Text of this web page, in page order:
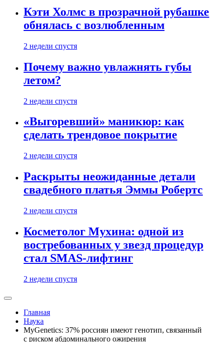
Кэти Холмс в прозрачной рубашке
обнялась с возлюбленным
2 недели спустя
Почему важно увлажнять губы
летом?
2 недели спустя
«Выгоревший» маникюр: как
сделать трендовое покрытие
2 недели спустя
Раскрыты неожиданные детали
свадебного платья Эммы Робертс
2 недели спустя
Косметолог Мухина: одной из
востребованных у звезд процедур
стал SMAS-лифтинг
2 недели спустя
Главная
Наука
MyGenetics: 37% россиян имеют генотип, связанный
с риском абдоминального ожирения